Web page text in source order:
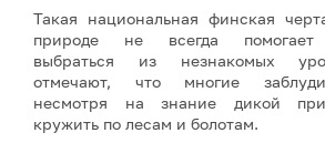
Такая национальная финская
природе не всегда помогает
выбраться из незнакомых
отмечают, что многие
несмотря на знание дикой
кружить по лесам и болотам.